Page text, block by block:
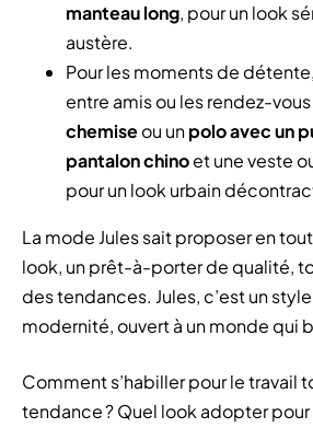
manteau long, pour un look
austère.
Pour les moments de
entre amis ou les rendez-
chemiseou unpolo avec un
pantalon chinoet une veste
pour un look urbain
La mode Jules sait proposer en
look, un prêt-à-porter de qualité,
des tendances. Jules, c’est un
modernité, ouvert à un monde qui
Comment s’habiller pour le travail
tendance ? Quel look adopter pour